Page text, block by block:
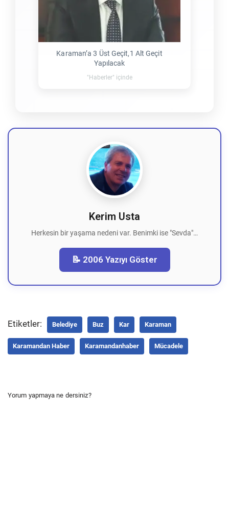
Karaman’a 3 Üst Geçit,1 Alt Geçit
Yapılacak
"Haberler" içinde
Kerim Usta
Herkesin bir yaşama nedeni var. Benimki ise "Sevda"…
📝 2006 Yazıyı Göster
Etiketler: Belediye Buz Kar Karaman
Karamandan Haber Karamandanhaber Mücadele
Yorum yapmaya ne dersiniz?